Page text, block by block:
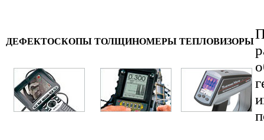
ДЕФЕКТОСКОПЫ ТОЛЩИНОМЕРЫ ТЕПЛОВИЗОРЫ